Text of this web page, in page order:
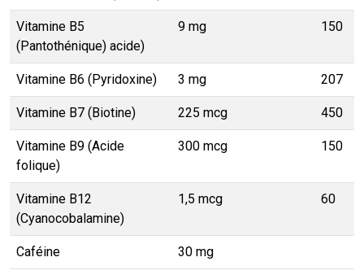
Vitamine B5
(Pantothénique) acide)
9 mg 150
Vitamine B6 (Pyridoxine) 3 mg 207
Vitamine B7 (Biotine) 225 mcg 450
Vitamine B9 (Acide
folique)
300 mcg 150
Vitamine B12
(Cyanocobalamine)
1,5 mcg 60
Caféine 30 mg